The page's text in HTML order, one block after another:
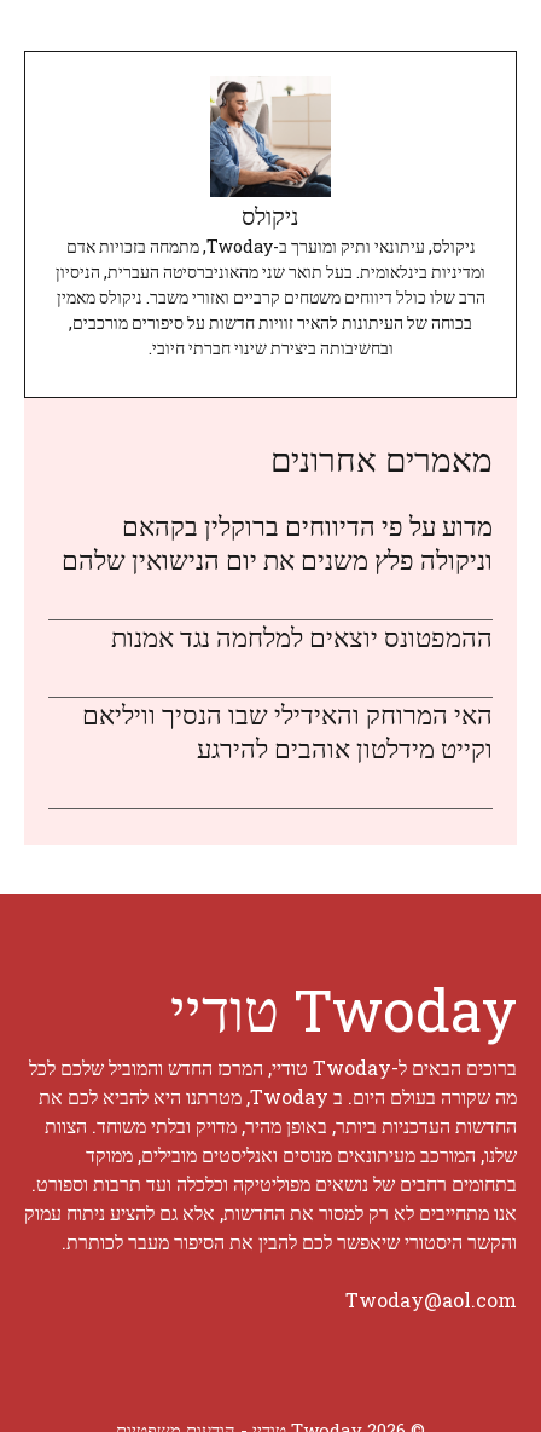
ניקולס
ניקולס, עיתונאי ותיק ומוערך ב-Twoday, מתמחה בזכויות אדם
ומדיניות בינלאומית. בעל תואר שני מהאוניברסיטה העברית, הניסיון
הרב שלו כולל דיווחים משטחים קרביים ואזורי משבר. ניקולס מאמין
בכוחה של העיתונות להאיר זוויות חדשות על סיפורים מורכבים,
ובחשיבותה ביצירת שינוי חברתי חיובי.
מאמרים אחרונים
מדוע על פי הדיווחים ברוקלין בקהאם
וניקולה פלץ משנים את יום הנישואין שלהם
ההמפטונס יוצאים למלחמה נגד אמנות
האי המרוחק והאידילי שבו הנסיך וויליאם
וקייט מידלטון אוהבים להירגע
Twoday טודיי
ברוכים הבאים ל-Twoday טודיי, המרכז החדש והמוביל שלכם לכל
מה שקורה בעולם היום. ב Twoday, מטרתנו היא להביא לכם את
החדשות העדכניות ביותר, באופן מהיר, מדויק ובלתי משוחד. הצוות
שלנו, המורכב מעיתונאים מנוסים ואנליסטים מובילים, ממוקד
בתחומים רחבים של נושאים מפוליטיקה וכלכלה ועד תרבות וספורט.
אנו מתחייבים לא רק למסור את החדשות, אלא גם להציע ניתוח עמוק
והקשר היסטורי שיאפשר לכם להבין את הסיפור מעבר לכותרת.
Twoday@aol.com